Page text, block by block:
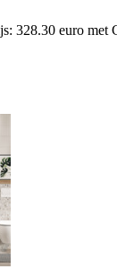
328.30 euro met